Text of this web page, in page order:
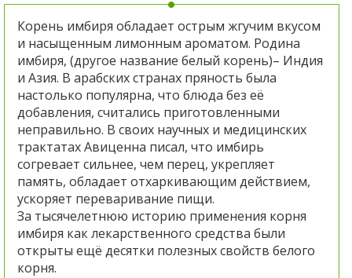
Корень имбиря обладает острым жгучим вкусом
и насыщенным лимонным ароматом. Родина
имбиря, (другое название белый корень)– Индия
и Азия. В арабских странах пряность была
настолько популярна, что блюда без её
добавления, считались приготовленными
неправильно. В своих научных и медицинских
трактатах Авиценна писал, что имбирь
согревает сильнее, чем перец, укрепляет
память, обладает отхаркивающим действием,
ускоряет переваривание пищи.
За тысячелетнюю историю применения корня
имбиря как лекарственного средства были
открыты ещё десятки полезных свойств белого
корня.